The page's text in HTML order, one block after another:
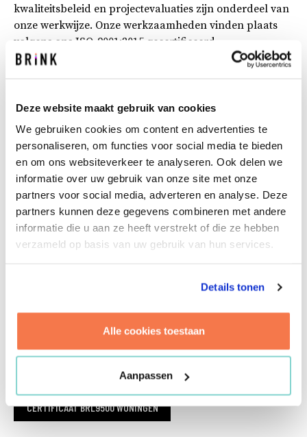
Deze website maakt gebruik van cookies
We gebruiken cookies om content en advertenties te
personaliseren, om functies voor social media te bieden
en om ons websiteverkeer te analyseren. Ook delen we
informatie over uw gebruik van onze site met onze
partners voor social media, adverteren en analyse. Deze
partners kunnen deze gegevens combineren met andere
informatie die u aan ze heeft verstrekt of die ze hebben
verzameld op basis van uw gebruik van hun services.
Details tonen
Alle cookies toestaan
Aanpassen
kwaliteitsbeleid en projectevaluaties zijn onderdeel van
onze werkwijze. Onze werkzaamheden vinden plaats
volgens ons ISO-9001:2015 gecertificeerd
kwaliteitsmanagementsysteem.
standaard, waarmee wij aantonen dat Brink de hoogste
en voldoet aan wettelijke en contractuele
verplichtingen.
Tot slot zijn wij ook gecertificeerd voor het afgeven van
energieprestatierapporten voor woningen en
utiliteitsbouw. Hiervoor hebben wij het certificaat BRL
9500-W en BRL 9500-U.
CERTIFICAAT ISO-27001:2022
CERTIFICAAT BRL9500 UTILITEITSBOUW
CERTIFICAAT BRL9500 WONINGEN